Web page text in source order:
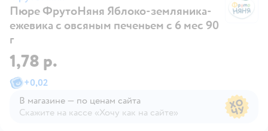
Пюре ФрутоНяня Яблоко-земляника-
ежевика с овсяным печеньем с 6 мес 90
г
1,78 р.
+0,02
В магазине — по ценам сайта
Скажите на кассе «Хочу как на сайте»